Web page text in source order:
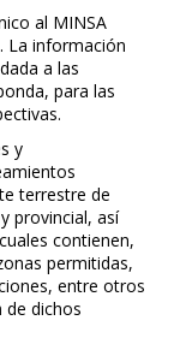
al MINSA
La información
a las
para las
y
terrestre de
provincial, así
contienen,
permitidas,
entre otros
de dichos